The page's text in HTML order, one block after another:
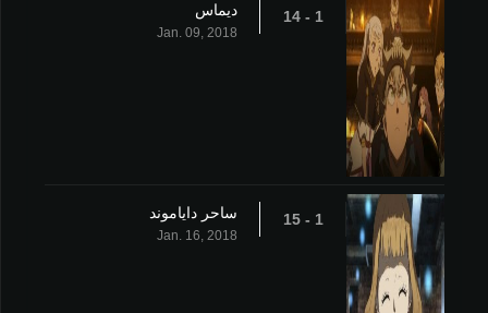
1 - 14 ديماس
Jan. 09, 2018
1 - 15 ساحر داياموند
Jan. 16, 2018